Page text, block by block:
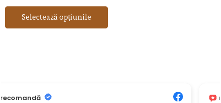
Selectează opțiunile
recomandă